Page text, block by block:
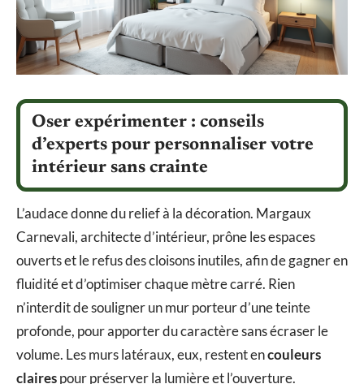
Oser expérimenter : conseils
d’experts pour personnaliser votre
intérieur sans crainte
L’audace donne du relief à la décoration. Margaux
Carnevali, architecte d’intérieur, prône les espaces
ouverts et le refus des cloisons inutiles, afin de gagner en
fluidité et d’optimiser chaque mètre carré. Rien
n’interdit de souligner un mur porteur d’une teinte
profonde, pour apporter du caractère sans écraser le
volume. Les murs latéraux, eux, restent encouleurs
clairespour préserver la lumière et l’ouverture.